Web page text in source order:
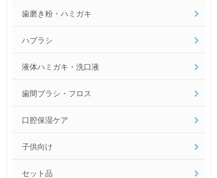
歯磨き粉・ハミガキ
ハブラシ
液体ハミガキ・洗口液
歯間ブラシ・フロス
口腔保湿ケア
子供向け
セット品